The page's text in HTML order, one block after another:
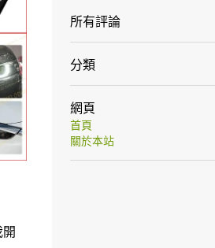
所有評論
分類
網頁
首頁
關於本站